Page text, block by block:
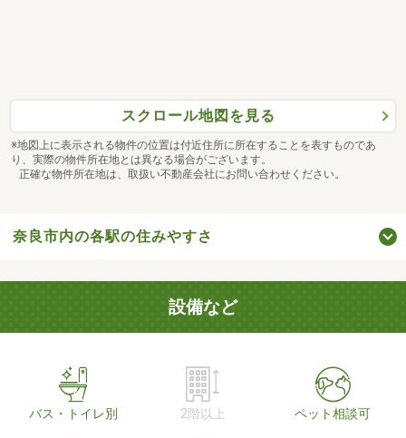
スクロール地図を見る
※地図上に表示される物件の位置は付近住所に所在することを表すものであ
り、実際の物件所在地とは異なる場合がございます。
正確な物件所在地は、取扱い不動産会社にお問い合わせください。
奈良市内の各駅の住みやすさ
設備など
バス・トイレ別 2階以上 ペット相談可